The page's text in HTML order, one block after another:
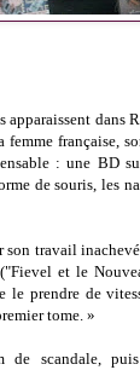
apparaissent dans
française,
: une BD
de souris, les
son travail
et le
le prendre de
tome. »
scandale, puis